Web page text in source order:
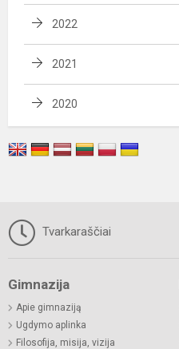
2022
2021
2020
Tvarkaraščiai
Gimnazija
Apie gimnaziją
Ugdymo aplinka
Filosofija, misija, vizija